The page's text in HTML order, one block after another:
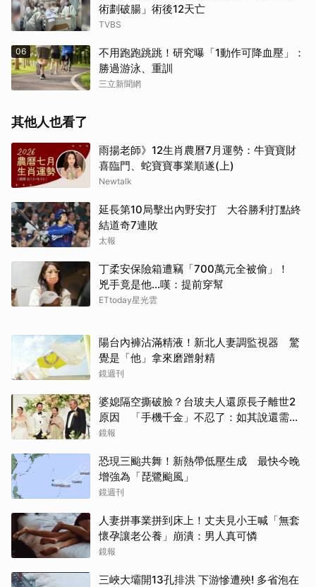
術劃破腸」術後12天亡
TVBS
06
不用跑跑跳跳！研究曝「1動作可降血壓」：
勝過游泳、重訓
三立新聞網
其他人也看了
雨揚老師》12生肖農曆7月運勢：牛寶寶財
喜臨門、蛇寶寶事業順遂(上)
Newtalk
延長第10局擊出內野安打 大谷勝利打點終
結道奇7連敗
太報
丁柔安保險箱遭竊「700萬元全被偷」！
兇手竟是他...嘆：提前穿幫
ETtoday星光雲
陽台內褲沾滿精液！新北人妻調監視器 驚
覺是「他」拿來磨蹭射精
鏡週刊
婆媳隔空撕破臉？台玻夫人還原長子離世2
原因 「手機千金」不忍了：如其說還需要
離開嗎？
鏡報
恐現三颱共舞！新熱帶低壓生成 最快今晚
增強為「琵鷺颱風」
鏡週刊
人妻拼事業拼到床上！丈夫見小王喊「無套
懷孕讓老公養」崩潰：男人真可憐
鏡報
三峽大壩開13孔排洪 下游慘遭殃! 多省泡在
取消